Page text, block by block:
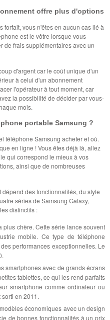
offre plus d'options
forfait, vous n'êtes en aucun cas lié à
est le vôtre lorsque vous
de frais supplémentaires avec un
d'argent car le coût unique d'un
à celui d'un abonnement
l'opérateur à tout moment, car
la possibilité de décider par vous-
mois.
portable Samsung ?
téléphone Samsung acheter et où.
en ligne ! Vous êtes déjà là, allez
qui correspond le mieux à vos
ainsi que de nombreuses
des fonctionnalités, du style
séries de Samsung Galaxy,
distinctifs :
chère. Cette série lance souvent
mobile. Ce type de téléphone
performances exceptionnelles. Le
smartphones avec de grands écrans
tablettes, ce qui les rend parfaits
smartphone comme ordinateur ou
en 2011.
économiques avec un design
de bonnes fonctionnalités à un prix